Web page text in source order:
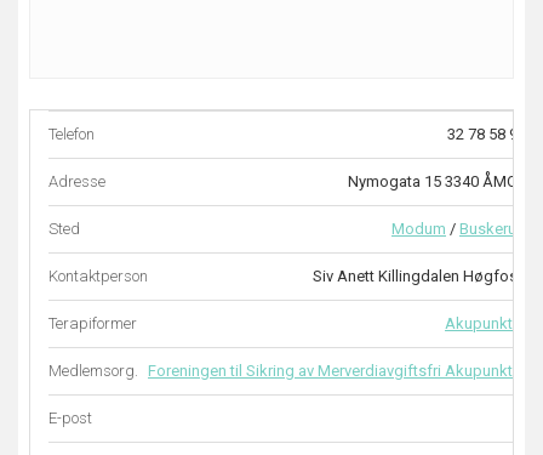
Telefon 32 78 58 96
Adresse Nymogata 15 3340 ÅMOT
Sted Modum / Buskerud
Kontaktperson Siv Anett Killingdalen Høgfoss
Terapiformer Akupunktur
Medlemsorg. Foreningen til Sikring av Merverdiavgiftsfri Akupunktur
E-post